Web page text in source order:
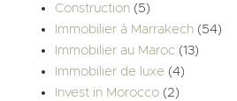
Construction (5)
Immobilier à Marrakech (54)
Immobilier au Maroc (13)
Immobilier de luxe (4)
Invest in Morocco (2)